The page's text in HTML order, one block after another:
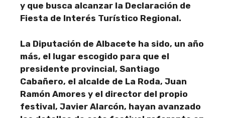
y que busca alcanzar la Declaración de
Fiesta de Interés Turístico Regional.
La Diputación de Albacete ha sido, un año
más, el lugar escogido para que el
presidente provincial, Santiago
Cabañero, el alcalde de La Roda, Juan
Ramón Amores y el director del propio
festival, Javier Alarcón, hayan avanzado